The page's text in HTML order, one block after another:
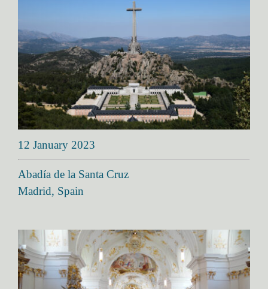
12 January 2023
Abadía de la Santa Cruz
Madrid, Spain